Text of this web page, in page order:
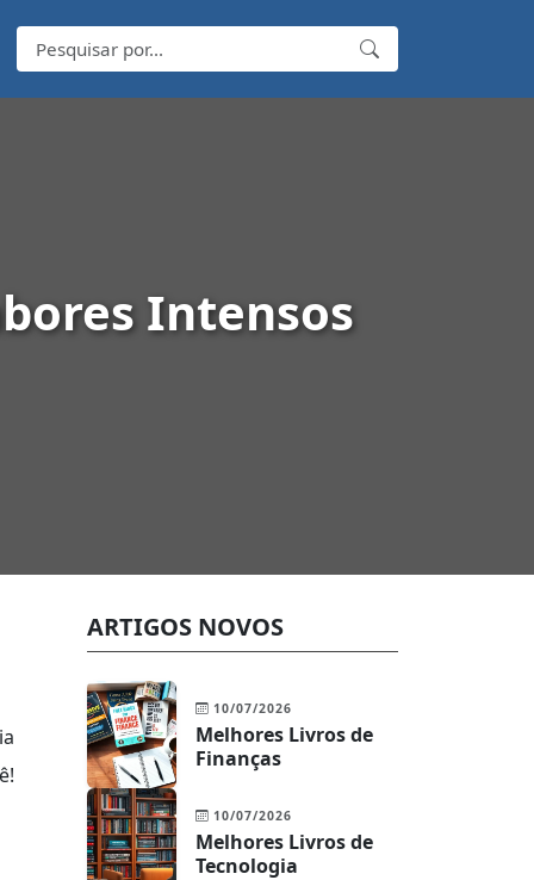
Intensos
ARTIGOS NOVOS
10/07/2026
Melhores Livros de
Finanças
10/07/2026
Melhores Livros de
Tecnologia